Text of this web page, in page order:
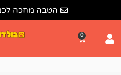
הטבה מחכה לכם בעגלת הקניות